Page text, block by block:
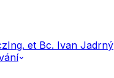
Ing. et Bc. Ivan Jadrný